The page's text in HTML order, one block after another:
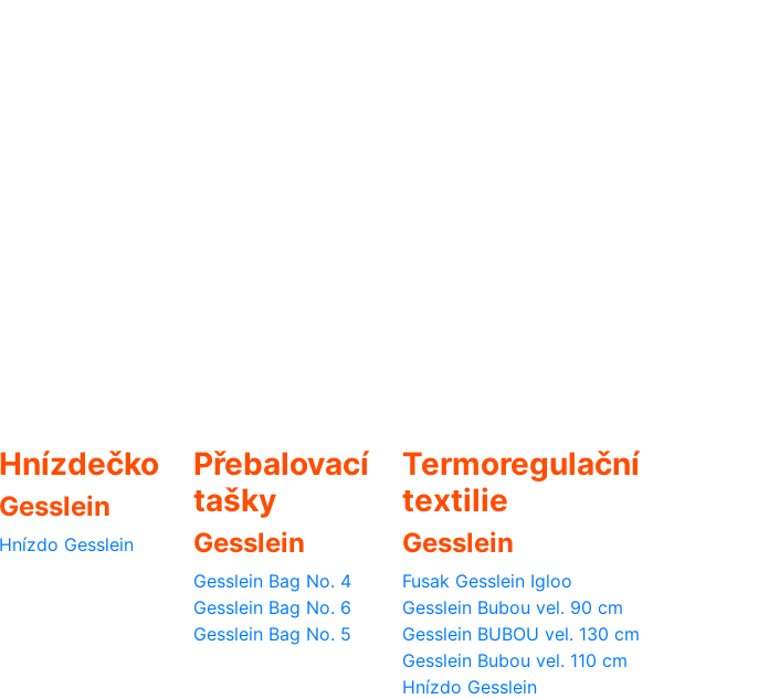
Hnízdečko
Gesslein
Hnízdo Gesslein
Přebalovací
tašky
Gesslein
Gesslein Bag No. 4
Gesslein Bag No. 6
Gesslein Bag No. 5
Termoregulační
textilie
Gesslein
Fusak Gesslein Igloo
Gesslein Bubou vel. 90 cm
Gesslein BUBOU vel. 130 cm
Gesslein Bubou vel. 110 cm
Hnízdo Gesslein